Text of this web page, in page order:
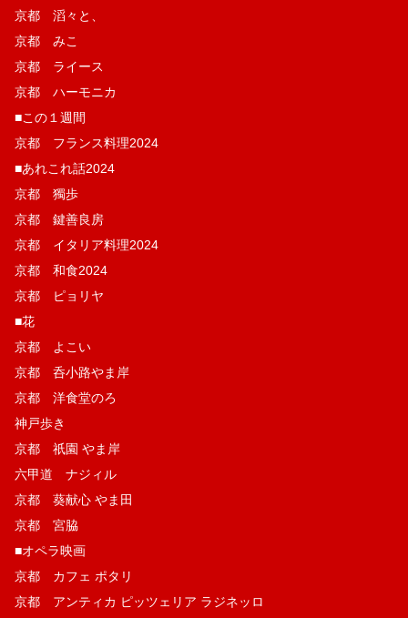
京都 滔々と、
京都 みこ
京都 ライース
京都 ハーモニカ
■この１週間
京都 フランス料理2024
■あれこれ話2024
京都 獨歩
京都 鍵善良房
京都 イタリア料理2024
京都 和食2024
京都 ピョリヤ
■花
京都 よこい
京都 呑小路やま岸
京都 洋食堂のろ
神戸歩き
京都 祇園 やま岸
六甲道 ナジィル
京都 葵献心 やま田
京都 宮脇
■オペラ映画
京都 カフェ ポタリ
京都 アンティカ ピッツェリア ラジネッロ